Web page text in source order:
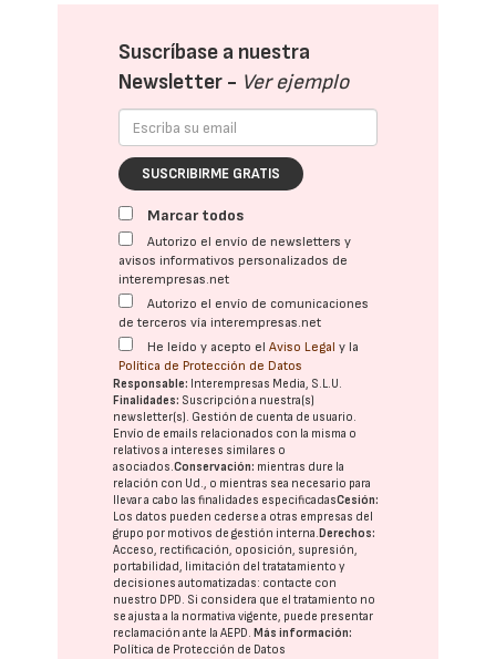
Suscríbase a nuestra
Newsletter - Ver ejemplo
SUSCRIBIRME GRATIS
Marcar todos
Autorizo el envío de newsletters y
avisos informativos personalizados de
interempresas.net
Autorizo el envío de comunicaciones
de terceros vía interempresas.net
He leído y acepto elAviso Legal y la
Política de Protección de Datos
Responsable: Interempresas Media, S.L.U.
Finalidades: Suscripción a nuestra(s)
newsletter(s). Gestión de cuenta de usuario.
Envío de emails relacionados con la misma o
relativos a intereses similares o
asociados.Conservación: mientras dure la
relación con Ud., o mientras sea necesario para
llevar a cabo las finalidades especificadasCesión:
Los datos pueden cederse a otras empresas del
grupo por motivos de gestión interna. Derechos:
Acceso, rectificación, oposición, supresión,
portabilidad, limitación del tratatamiento y
decisiones automatizadas: contacte con
nuestro DPD. Si considera que el tratamiento no
se ajusta a la normativa vigente, puede presentar
reclamación ante laAEPD. Más información:
Política de Protección de Datos